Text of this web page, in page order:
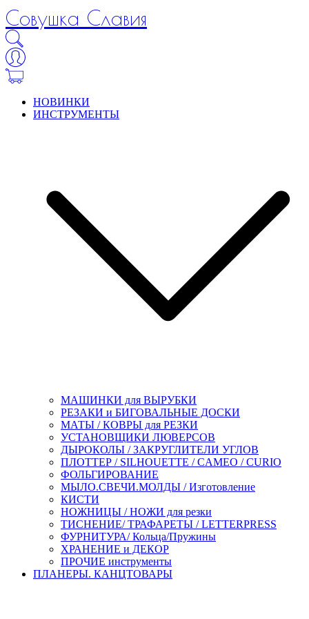
Совушка Славия
НОВИНКИ
ИНСТРУМЕНТЫ
МАШИНКИ для ВЫРУБКИ
РЕЗАКИ и БИГОВАЛЬНЫЕ ДОСКИ
МАТЫ / КОВРЫ для РЕЗКИ
УСТАНОВЩИКИ ЛЮВЕРСОВ
ДЫРОКОЛЫ / ЗАКРУГЛИТЕЛИ УГЛОВ
ПЛОТТЕР / SILHOUETTE / CAMEO / CURIO
ФОЛЬГИРОВАНИЕ
МЫЛО.СВЕЧИ.МОЛДЫ / Изготовление
КИСТИ
НОЖНИЦЫ / НОЖИ для резки
ТИСНЕНИЕ/ ТРАФАРЕТЫ / LETTERPRESS
ФУРНИТУРА/ Кольца/Пружины
ХРАНЕНИЕ и ДЕКОР
ПРОЧИЕ инструменты
ПЛАНЕРЫ. КАНЦТОВАРЫ